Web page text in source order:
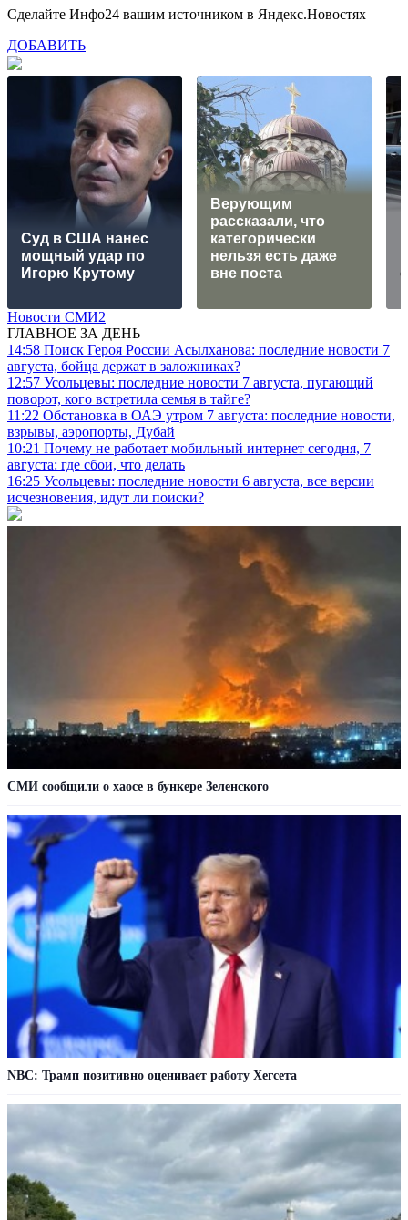
Сделайте Инфо24 вашим источником в Яндекс.Новостях
ДОБАВИТЬ
Суд в США нанес
мощный удар по
Игорю Крутому
Верующим
рассказали, что
категорически
нельзя есть даже
вне поста
Новости СМИ2
ГЛАВНОЕ ЗА ДЕНЬ
14:58 Поиск Героя России Асылханова: последние новости 7
августа, бойца держат в заложниках?
12:57 Усольцевы: последние новости 7 августа, пугающий
поворот, кого встретила семья в тайге?
11:22 Обстановка в ОАЭ утром 7 августа: последние новости,
взрывы, аэропорты, Дубай
10:21 Почему не работает мобильный интернет сегодня, 7
августа: где сбои, что делать
16:25 Усольцевы: последние новости 6 августа, все версии
исчезновения, идут ли поиски?
СМИ сообщили о хаосе в бункере Зеленского
NBC: Трамп позитивно оценивает работу Хегсета